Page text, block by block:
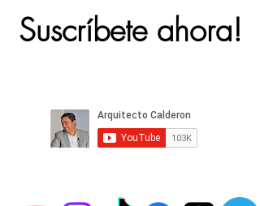
Suscríbete ahora!